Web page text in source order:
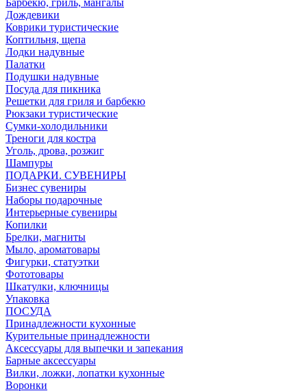
Барбекю, гриль, мангалы
Дождевики
Коврики туристические
Коптильня, щепа
Лодки надувные
Палатки
Подушки надувные
Посуда для пикника
Решетки для гриля и барбекю
Рюкзаки туристические
Сумки-холодильники
Треноги для костра
Уголь, дрова, розжиг
Шампуры
ПОДАРКИ. СУВЕНИРЫ
Бизнес сувениры
Наборы подарочные
Интерьерные сувениры
Копилки
Брелки, магниты
Мыло, ароматовары
Фигурки, статуэтки
Фототовары
Шкатулки, ключницы
Упаковка
ПОСУДА
Принадлежности кухонные
Курительные принадлежности
Аксессуары для выпечки и запекания
Барные аксессуары
Вилки, ложки, лопатки кухонные
Воронки